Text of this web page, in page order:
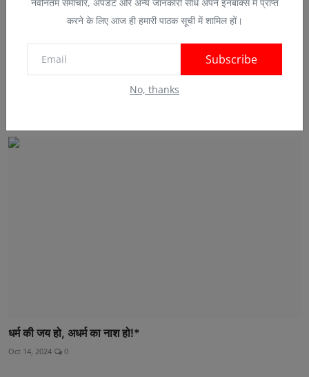
करने के लिए आज ही हमारी पाठक सूची में शामिल हों।
Subscribe
No, thanks
शान्तिपूर्ण व निर्वाध मतदान कराने हेतु 619 पोलिंग पार्ट...
धर्म की जय हो, अधर्म का नाश हो!*
Oct 14, 2024 0